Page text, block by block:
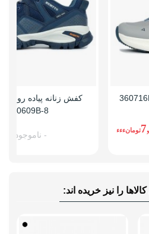
تومانءءء
کفش زنانه پیاده روی
110609B-8
- ناموجود -
را نیز خریده اند: